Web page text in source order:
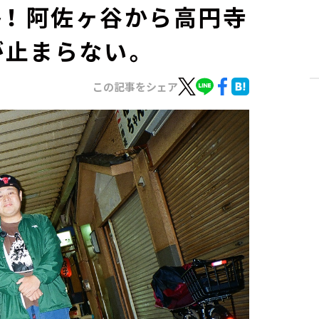
阿佐ヶ谷から高円寺
まらない。
この記事をシェア